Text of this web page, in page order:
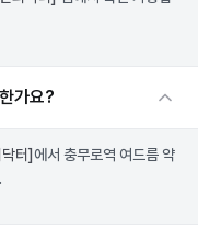
가요?
터] 에서 충무로역 여드름 약